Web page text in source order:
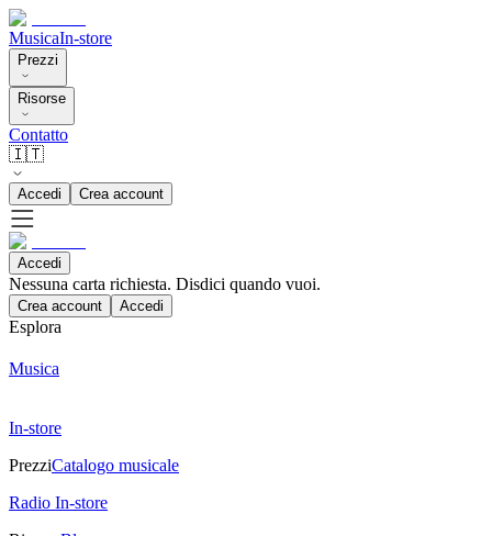
MusicaIn-store
Prezzi
Risorse
Contatto
🇮🇹
Accedi Crea account
Accedi
Nessuna carta richiesta. Disdici quando vuoi.
Crea account Accedi
Esplora
Musica
In-store
PrezziCatalogo musicale
Radio In-store